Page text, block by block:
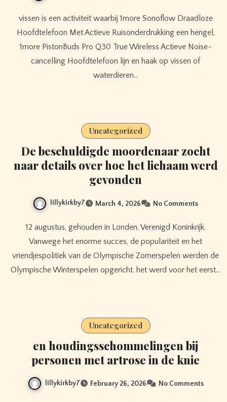
vissen is een activiteit waarbij 1more Sonoflow Draadloze
Hoofdtelefoon Met Actieve Ruisonderdrukking een hengel,
1more PistonBuds Pro Q30 True Wireless Actieve Noise-
cancelling Hoofdtelefoon lijn en haak op vissen of
waterdieren…
Uncategorized
De beschuldigde moordenaar zocht
naar details over hoe het lichaam werd
gevonden
lillykirkby7 March 4, 2026 No Comments
12 augustus, gehouden in Londen, Verenigd Koninkrijk.
Vanwege het enorme succes, de populariteit en het
vriendjespolitiek van de Olympische Zomerspelen werden de
Olympische Winterspelen opgericht. het werd voor het eerst…
Uncategorized
en houdingsschommelingen bij
personen met artrose in de knie
lillykirkby7 February 26, 2026 No Comments